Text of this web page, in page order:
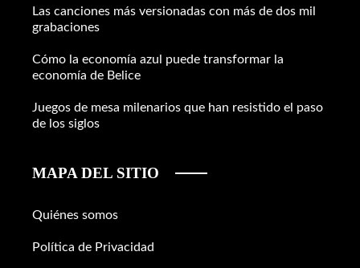
Las canciones más versionadas con más de dos mil
grabaciones
Cómo la economía azul puede transformar la
economía de Belice
Juegos de mesa milenarios que han resistido el paso
de los siglos
MAPA DEL SITIO
Quiénes somos
Política de Privacidad